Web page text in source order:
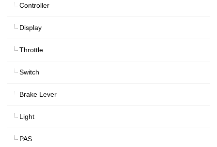
Controller
Display
Throttle
Switch
Brake Lever
Light
PAS